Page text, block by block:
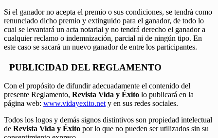
Si el ganador no acepta el premio o sus condiciones, se tendrá como
renunciado dicho premio y extinguido para el ganador, de todo lo
cual se levantará un acta notarial y no tendrá derecho el ganador a
cualquier reclamo o indemnización, parcial ni de ningún tipo. En
este caso se sacará un nuevo ganador de entre los participantes.
PUBLICIDAD DEL REGLAMENTO
Con el propósito de difundir adecuadamente el contenido del
presente Reglamento, Revista Vida y Éxito lo publicará en la
página web: www.vidayexito.net y en sus redes sociales.
Todos los logos y demás signos distintivos son propiedad intelectual
de Revista Vida y Éxito por lo que no pueden ser utilizados sin su